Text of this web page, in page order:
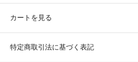
カートを見る
特定商取引法に基づく表記